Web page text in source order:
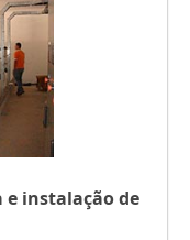
instalação de